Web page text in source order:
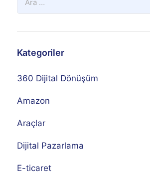
Kategoriler
360 Dijital Dönüşüm
Amazon
Araçlar
Dijital Pazarlama
E-ticaret